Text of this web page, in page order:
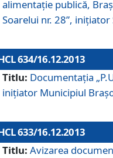
alimentaţie publică,
Soarelui nr. 28”, iniţiator
634/16.12.2013
Titlu: Documentaţia
iniţiator Municipiul
633/16.12.2013
Titlu: Avizarea